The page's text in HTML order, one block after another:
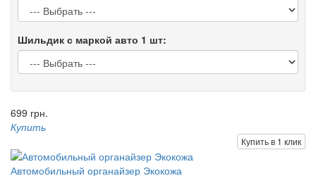
Шильдик с маркой авто 1 шт:
699 грн.
Купить
Купить в 1 клик
Автомобильный органайзер Экокожа